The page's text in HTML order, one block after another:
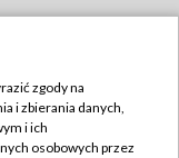
zgody na
i zbierania danych,
i ich
osobowych przez